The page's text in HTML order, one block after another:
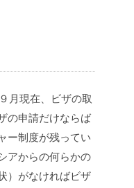
月現在、ビザの取
の申請だけならば
ー制度が残ってい
アからの何らかの
）がなければビザ